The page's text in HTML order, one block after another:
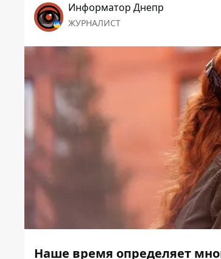
Информатор Днепр
ЖУРНАЛИСТ
Наше время определяет